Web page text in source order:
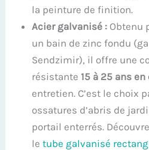
la peinture de finition.
Acier galvanisé : Obtenu
un bain de zinc fondu
Sendzimir), il offre une
résistante15 à 25 ans
entretien. C’est le choix
ossatures d’abris de
portail enterrés.
letube galvanisé